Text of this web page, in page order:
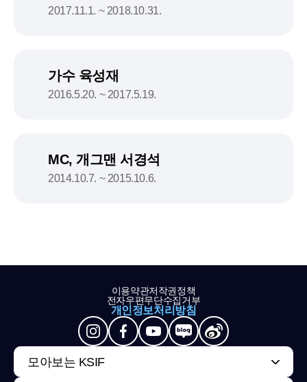
2017.11.1. ~ 2018.10.31.
가수 육성재
2016.5.20. ~ 2017.5.19.
MC, 개그맨 서경석
2014.10.7. ~ 2015.10.6.
이용약관저작권정책
전자우편무단수집거부
개인정보처리방침
모아보는 KSIF